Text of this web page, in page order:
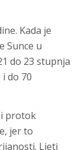
Kada je
Sunce u
do 23 stupnja
do 70
protok
jer to
Ljeti